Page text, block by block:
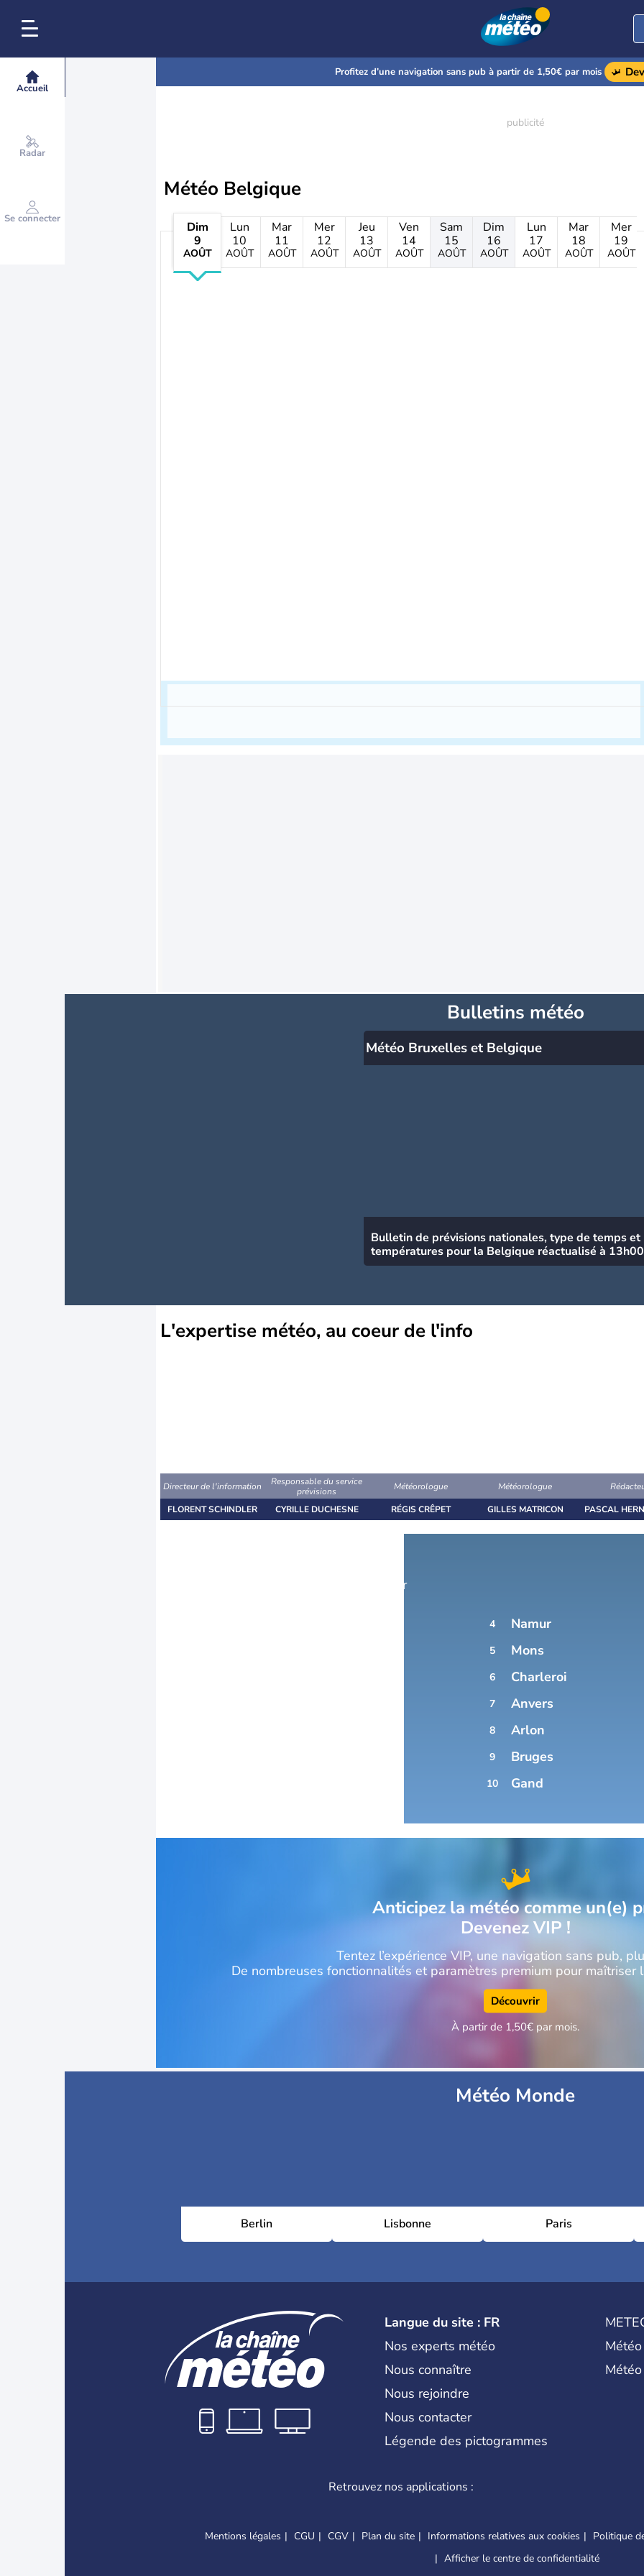
Accueil
Radar
Se connecter
Profitez d’une navigation sans pub à partir de 1,50€ par mois
Météo Belgique
Dim
9
AOÛT
Lun
10
AOÛT
Mar
11
AOÛT
Mer
12
AOÛT
Jeu
13
AOÛT
Ven
14
AOÛT
Sam
15
AOÛT
Dim
16
AOÛT
Lun
17
AOÛT
Mar
18
AOÛT
Mer
19
AOÛT
Bulletins météo
Météo Bruxelles et Belgique
Bulletin de prévisions nationales, type de temps et
températures pour la Belgique réactualisé à
L'expertise météo, au coeur de l'info
Directeur de l'information
FLORENT SCHINDLER
Responsable du service
prévisions
CYRILLE DUCHESNE
Météorologue
RÉGIS CRÊPET
Météorologue
GILLES MATRICON PASCAL
Prévisions Météo les plus consultées hier
4 Namur
5 Mons
6 Charleroi
7 Anvers
8 Arlon
9 Bruges
10 Gand
Anticipez la météo comme un(e)
Devenez VIP !
Tentez l’expérience VIP, une navigation sans pub,
De nombreuses fonctionnalités et paramètres premium pour maîtriser
Découvrir
À partir de 1,50€ par mois.
Météo Monde
Berlin Lisbonne Paris
Langue du site : FR
Nos experts météo
Nous connaître
Nous rejoindre
Nous contacter
Légende des pictogrammes
Retrouvez nos applications :
Mentions légales CGU CGV Plan du site Informations relatives aux cookies
Politique
Afficher le centre de confidentialité